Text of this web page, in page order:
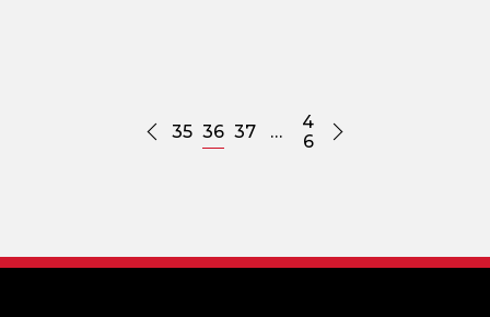
35 36 37 …
4
6